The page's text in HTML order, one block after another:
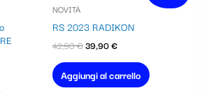
NOVITÀ
RS 2023 RADIKON
42,90€
era:
39,90€
è:
Aggiungi al carrello